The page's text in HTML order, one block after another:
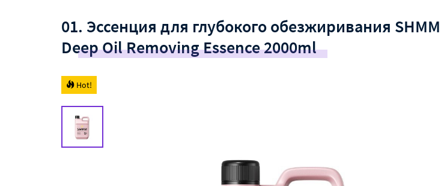
01. Эссенция для глубокого обезжиривания SHMM
Deep Oil Removing Essence 2000ml
Hot!